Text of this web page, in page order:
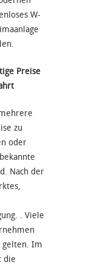
W-
Preise
zu
oder
Nach der
. Viele
gelten. Im
die